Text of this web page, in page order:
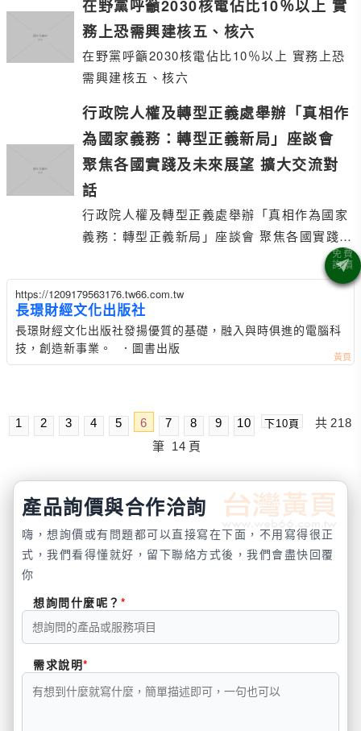
在野黨呼籲2030核電佔比10％以上 實
務上恐需興建核五、核六
在野黨呼籲2030核電佔比10％以上 實務上恐
需興建核五、核六
行政院人權及轉型正義處舉辦「真相作
為國家義務：轉型正義新局」座談會
聚焦各國實踐及未來展望 擴大交流對
話
行政院人權及轉型正義處舉辦「真相作為國家
義務：轉型正義新局」座談會 聚焦各國實踐及
https://1209179563176.tw66.com.tw
長璟財經文化出版社
長璟財經文化出版社發揚優質的基礎，融入與時俱進的電腦科
技，創造新事業。 ．圖書出版
1 2 3 4 5 6 7 8 9 10 下10頁 共 218
筆 14 頁
產品詢價與合作洽詢
嗨，想詢價或有問題都可以直接寫在下面，不用寫得很正
式，我們看得懂就好，留下聯絡方式後，我們會盡快回覆
你
想詢問什麼呢？
需求說明